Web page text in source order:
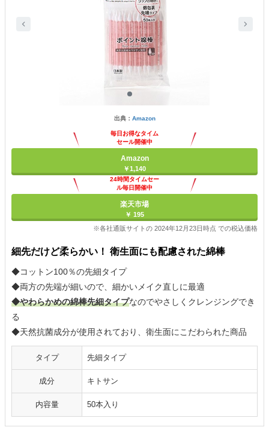
出典： Amazon
毎日お得なタイム
セール開催中
Amazon
￥1,140
24時間タイムセー
ル毎日開催中
楽天市場
￥ 195
※各社通販サイトの 2024年12月23日時点 での税込価格
細先だけど柔らかい！ 衛生面にも配慮された綿棒
◆コットン100％の先細タイプ
◆両方の先端が細いので、細かいメイク直しに最適
◆やわらかめの綿棒先細タイプなのでやさしくクレンジングでき
る
◆天然抗菌成分が使用されており、衛生面にこだわられた商品
タイプ 先細タイプ
成分 キトサン
内容量 50本入り